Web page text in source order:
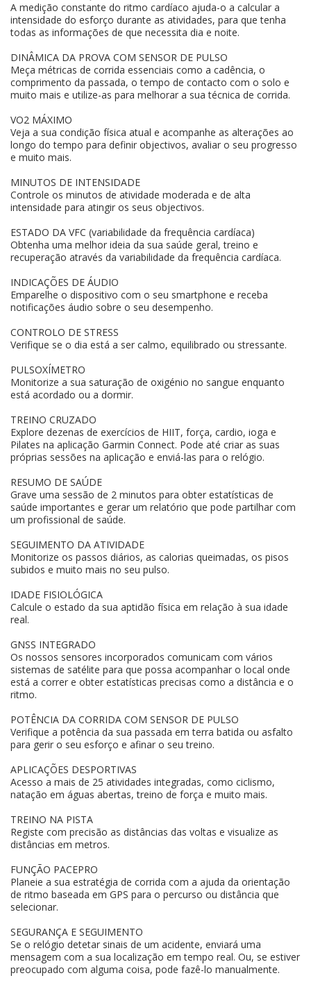
A medição constante do ritmo cardíaco ajuda-o a calcular a
intensidade do esforço durante as atividades, para que tenha
todas as informações de que necessita dia e noite.
DINÂMICA DA PROVA COM SENSOR DE PULSO
Meça métricas de corrida essenciais como a cadência, o
comprimento da passada, o tempo de contacto com o solo e
muito mais e utilize-as para melhorar a sua técnica de corrida.
VO2 MÁXIMO
Veja a sua condição física atual e acompanhe as alterações ao
longo do tempo para definir objectivos, avaliar o seu progresso
e muito mais.
MINUTOS DE INTENSIDADE
Controle os minutos de atividade moderada e de alta
intensidade para atingir os seus objectivos.
ESTADO DA VFC (variabilidade da frequência cardíaca)
Obtenha uma melhor ideia da sua saúde geral, treino e
recuperação através da variabilidade da frequência cardíaca.
INDICAÇÕES DE ÁUDIO
Emparelhe o dispositivo com o seu smartphone e receba
notificações áudio sobre o seu desempenho.
CONTROLO DE STRESS
Verifique se o dia está a ser calmo, equilibrado ou stressante.
PULSOXÍMETRO
Monitorize a sua saturação de oxigénio no sangue enquanto
está acordado ou a dormir.
TREINO CRUZADO
Explore dezenas de exercícios de HIIT, força, cardio, ioga e
Pilates na aplicação Garmin Connect. Pode até criar as suas
próprias sessões na aplicação e enviá-las para o relógio.
RESUMO DE SAÚDE
Grave uma sessão de 2 minutos para obter estatísticas de
saúde importantes e gerar um relatório que pode partilhar com
um profissional de saúde.
SEGUIMENTO DA ATIVIDADE
Monitorize os passos diários, as calorias queimadas, os pisos
subidos e muito mais no seu pulso.
IDADE FISIOLÓGICA
Calcule o estado da sua aptidão física em relação à sua idade
real.
GNSS INTEGRADO
Os nossos sensores incorporados comunicam com vários
sistemas de satélite para que possa acompanhar o local onde
está a correr e obter estatísticas precisas como a distância e o
ritmo.
POTÊNCIA DA CORRIDA COM SENSOR DE PULSO
Verifique a potência da sua passada em terra batida ou asfalto
para gerir o seu esforço e afinar o seu treino.
APLICAÇÕES DESPORTIVAS
Acesso a mais de 25 atividades integradas, como ciclismo,
natação em águas abertas, treino de força e muito mais.
TREINO NA PISTA
Registe com precisão as distâncias das voltas e visualize as
distâncias em metros.
FUNÇÃO PACEPRO
Planeie a sua estratégia de corrida com a ajuda da orientação
de ritmo baseada em GPS para o percurso ou distância que
selecionar.
SEGURANÇA E SEGUIMENTO
Se o relógio detetar sinais de um acidente, enviará uma
mensagem com a sua localização em tempo real. Ou, se estiver
preocupado com alguma coisa, pode fazê-lo manualmente.